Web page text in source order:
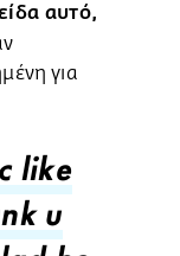
αυτό,
για
like
u